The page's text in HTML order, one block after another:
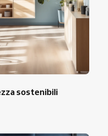
sostenibili